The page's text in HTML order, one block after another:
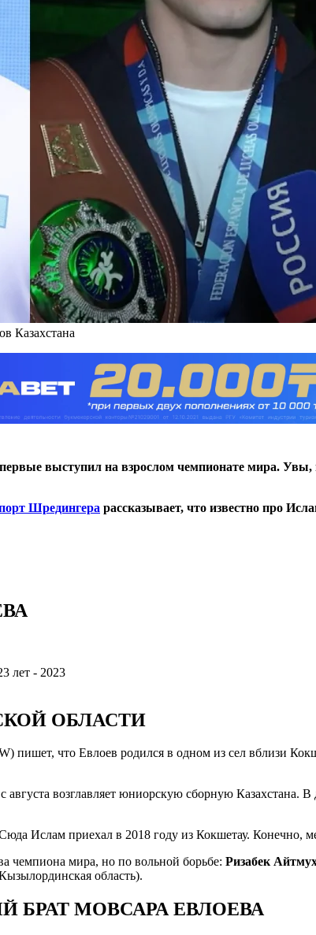
Казахстана
выступил на взрослом чемпионате мира. Увы,
Шредингера рассказывает, что известно про
лет - 2023
ОБЛАСТИ
пишет, что Евлоев родился в одном из сел вблизи
августа возглавляет юниорскую сборную Казахстана.
Ислам приехал в 2018 году из Кокшетау. Конечно,
чемпиона мира, но по вольной борьбе: Ризабек
область).
БРАТ МОВСАРА ЕВЛОЕВА